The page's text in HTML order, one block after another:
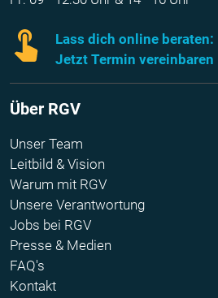
Lass dich online beraten:
Jetzt Termin vereinbaren
Über RGV
Unser Team
Leitbild & Vision
Warum mit RGV
Unsere Verantwortung
Jobs bei RGV
Presse & Medien
FAQ's
Kontakt